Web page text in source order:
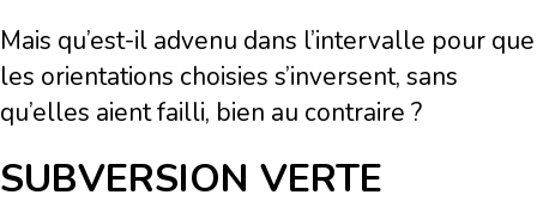
Mais qu’est-il advenu dans l’intervalle pour que
les orientations choisies s’inversent, sans
qu’elles aient failli, bien au contraire ?
SUBVERSION VERTE